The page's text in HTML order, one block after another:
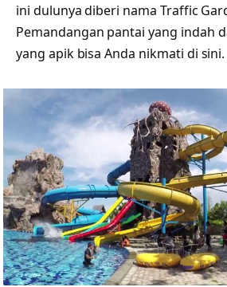
ini dulunya diberi nama Traffic
Pemandangan pantai yang indah
yang apik bisa Anda nikmati di sini.